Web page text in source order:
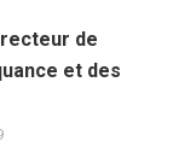
de
et des